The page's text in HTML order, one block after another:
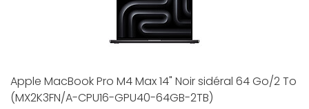
Apple MacBook Pro M4 Max 14" Noir sidéral 64 Go/2 To
(MX2K3FN/A-CPU16-GPU40-64GB-2TB)